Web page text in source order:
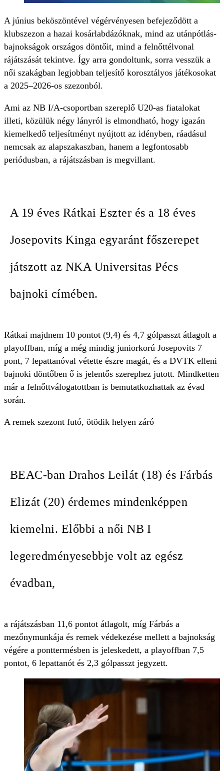
A június beköszöntével végérvényesen befejeződött a
klubszezon a hazai kosárlabdázóknak, mind az utánpótlás-
bajnokságok országos döntőit, mind a felnőttélvonal
rájátszását tekintve. Így arra gondoltunk, sorra vesszük a
női szakágban legjobban teljesítő korosztályos játékosokat
a 2025–2026-os szezonból.
Ami az NB I/A-csoportban szereplő U20-as fiatalokat
illeti, közülük négy lányról is elmondható, hogy igazán
kiemelkedő teljesítményt nyújtott az idényben, ráadásul
nemcsak az alapszakaszban, hanem a legfontosabb
periódusban, a rájátszásban is megvillant.
A 19 éves Rátkai Eszter és a 18 éves
Josepovits Kinga egyaránt főszerepet
játszott az NKA Universitas Pécs
bajnoki címében.
Rátkai majdnem 10 pontot (9,4) és 4,7 gólpasszt átlagolt a
playoffban, míg a még mindig juniorkorú Josepovits 7
pont, 7 lepattanóval vétette észre magát, és a DVTK elleni
bajnoki döntőben ő is jelentős szerephez jutott. Mindketten
már a felnőttválogatottban is bemutatkozhattak az évad
során.
A remek szezont futó, ötödik helyen záró
BEAC-ban Drahos Leilát (18) és Fárbás
Elizát (20) érdemes mindenképpen
kiemelni. Előbbi a női NB I
legeredményesebbje volt az egész
évadban,
a rájátszásban 11,6 pontot átlagolt, míg Fárbás a
mezőnymunkája és remek védekezése mellett a bajnokság
végére a ponttermésben is jeleskedett, a playoffban 7,5
pontot, 6 lepattanót és 2,3 gólpasszt jegyzett.